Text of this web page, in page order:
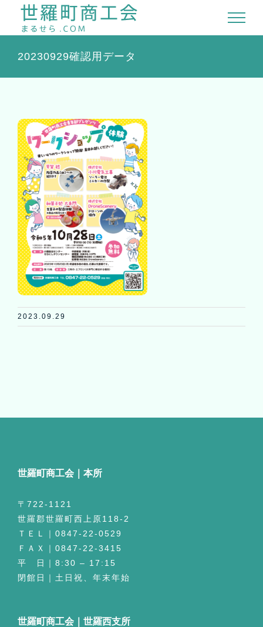
Skip
20230929確認用データ
2023.09.29
世羅町商工会｜本所
〒722-1121
世羅郡世羅町西上原118-2
ＴＥＬ｜0847-22-0529
ＦＡＸ｜0847-22-3415
平 日｜8:30 – 17:15
閉館日｜土日祝、年末年始
世羅町商工会｜世羅西支所